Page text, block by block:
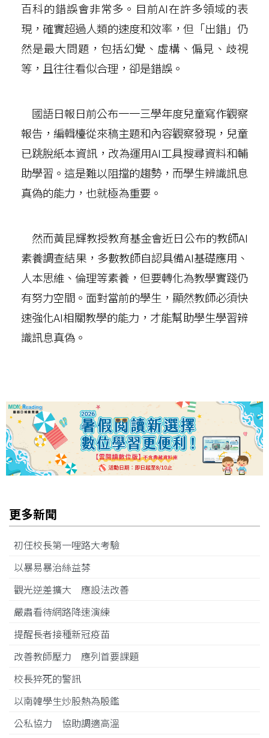
百科的錯誤會非常多。目前AI在許多領域的表
現，確實超過人類的速度和效率，但「出錯」仍
然是最大問題，包括幻覺、虛構、偏見、歧視
等，且往往看似合理，卻是錯誤。
國語日報日前公布一一三學年度兒童寫作觀察
報告，編輯檯從來稿主題和內容觀察發現，兒童
已跳脫紙本資訊，改為運用AI工具搜尋資料和輔
助學習。這是難以阻擋的趨勢，而學生辨識訊息
真偽的能力，也就極為重要。
然而黃昆輝教授教育基金會近日公布的教師AI
素養調查結果，多數教師自認具備AI基礎應用、
人本思維、倫理等素養，但要轉化為教學實踐仍
有努力空間。面對當前的學生，顯然教師必須快
速強化AI相關教學的能力，才能幫助學生學習辨
識訊息真偽。
更多新聞
初任校長第一哩路大考驗
以暴易暴治絲益棼
觀光逆差擴大 應設法改善
嚴肅看待網路降速演練
提醒長者接種新冠疫苗
改善教師壓力 應列首要課題
校長猝死的警訊
以南韓學生炒股熱為殷鑑
公私協力 協助調適高溫